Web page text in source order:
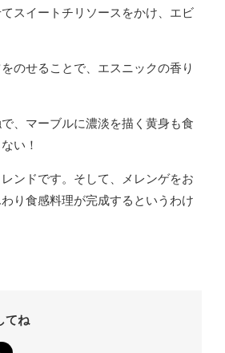
スイートチリソースをかけ、エビ
のせることで、エスニックの香り
、マーブルに濃淡を描く黄身も食
い！
ンドです。そして、メレンゲをお
り食感料理が完成するというわけ
てね